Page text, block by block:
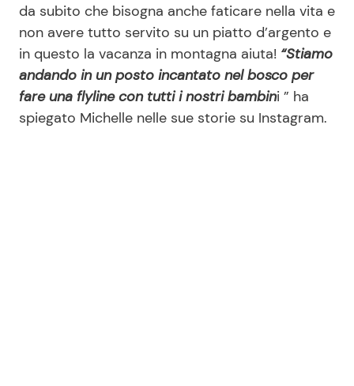
Info
Chi siamo
Disclaimer e Privacy
da subito che bisogna anche faticare nella vita e
non avere tutto servito su un piatto d’argento e
in questo la vacanza in montagna aiuta! “Stiamo
andando in un posto incantato nel bosco per
fare una flyline con tutti i nostri bambini ” ha
spiegato Michelle nelle sue storie su Instagram.